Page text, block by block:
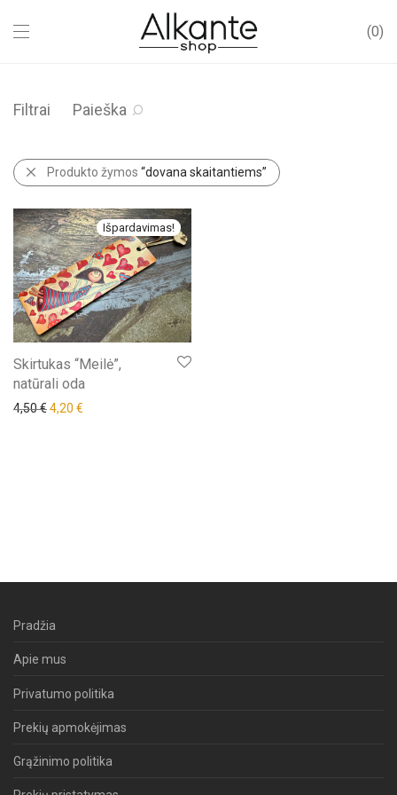
0
Filtrai Paieška
Produkto žymos “dovana skaitantiems”
Išpardavimas!
Skirtukas “Meilė”,
natūrali oda
4,50€Original price was: 4,50 €.
4,20 €
Pradžia
Apie mus
Privatumo politika
Prekių apmokėjimas
Grąžinimo politika